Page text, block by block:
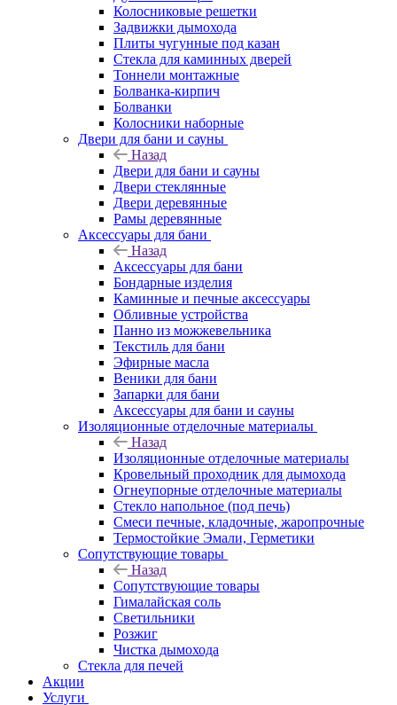
Колосниковые решетки
Задвижки дымохода
Плиты чугунные под казан
Стекла для каминных дверей
Тоннели монтажные
Болванка-кирпич
Болванки
Колосники наборные
Двери для бани и сауны
Назад
Двери для бани и сауны
Двери стеклянные
Двери деревянные
Рамы деревянные
Аксессуары для бани
Назад
Аксессуары для бани
Бондарные изделия
Каминные и печные аксессуары
Обливные устройства
Панно из можжевельника
Текстиль для бани
Эфирные масла
Веники для бани
Запарки для бани
Аксессуары для бани и сауны
Изоляционные отделочные материалы
Назад
Изоляционные отделочные материалы
Кровельный проходник для дымохода
Огнеупорные отделочные материалы
Стекло напольное (под печь)
Смеси печные, кладочные, жаропрочные
Термостойкие Эмали, Герметики
Сопутствующие товары
Назад
Сопутствующие товары
Гималайская соль
Светильники
Розжиг
Чистка дымохода
Стекла для печей
Акции
Услуги